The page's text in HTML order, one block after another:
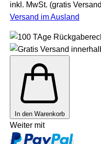
inkl. MwSt. (gratis
Versand im Ausland
In den Warenkorb
Weiter mit